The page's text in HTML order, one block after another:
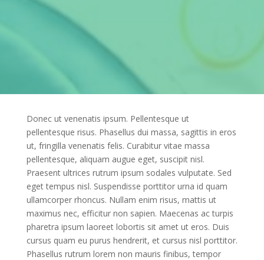
Donec ut venenatis ipsum. Pellentesque ut
pellentesque risus. Phasellus dui massa, sagittis in eros
ut, fringilla venenatis felis. Curabitur vitae massa
pellentesque, aliquam augue eget, suscipit nisl.
Praesent ultrices rutrum ipsum sodales vulputate. Sed
eget tempus nisl. Suspendisse porttitor urna id quam
ullamcorper rhoncus. Nullam enim risus, mattis ut
maximus nec, efficitur non sapien. Maecenas ac turpis
pharetra ipsum laoreet lobortis sit amet ut eros. Duis
cursus quam eu purus hendrerit, et cursus nisl porttitor.
Phasellus rutrum lorem non mauris finibus, tempor